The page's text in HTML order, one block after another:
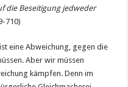
die Beseitigung jedweder
710)
ist eine Abweichung, gegen die
Aber wir müssen
kämpfen. Denn im